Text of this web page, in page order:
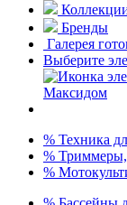
Бренды
Галерея
Выберите
% Техника
% Триммеры,
%